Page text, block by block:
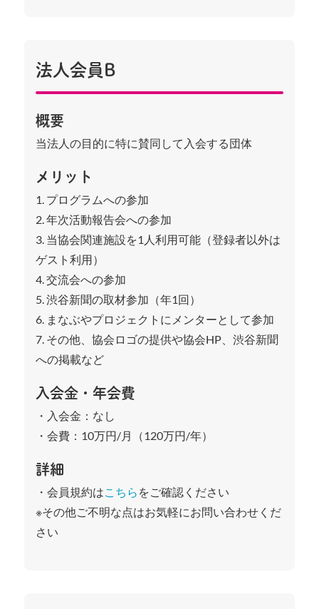
法人会員B
概要
当法人の目的に特に賛同して入会する団体
メリット
1. プログラムへの参加
2. 年次活動報告会への参加
3. 当協会関連施設を1人利用可能（登録者以外は
ゲスト利用）
4. 交流会への参加
5. 渋谷新聞の取材参加（年1回）
6. まなぶやプロジェクトにメンターとして参加
7. その他、協会ロゴの提供や協会HP、渋谷新聞
への掲載など
入会金・年会費
・入会金：なし
・会費：10万円/月（120万円/年）
詳細
・会員規約はこちら をご確認ください
※その他ご不明な点はお気軽にお問い合わせくだ
さい